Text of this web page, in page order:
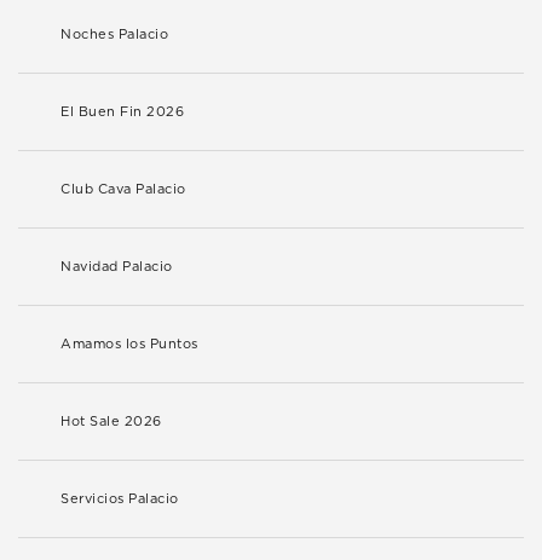
Noches Palacio
El Buen Fin 2026
Club Cava Palacio
Navidad Palacio
Amamos los Puntos
Hot Sale 2026
Servicios Palacio